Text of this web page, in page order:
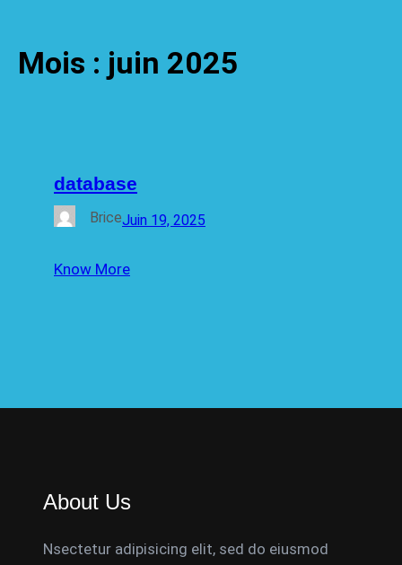
Mois : juin 2025
database
BriceJuin 19, 2025
Know More
About Us
Nsectetur adipisicing elit, sed do eiusmod